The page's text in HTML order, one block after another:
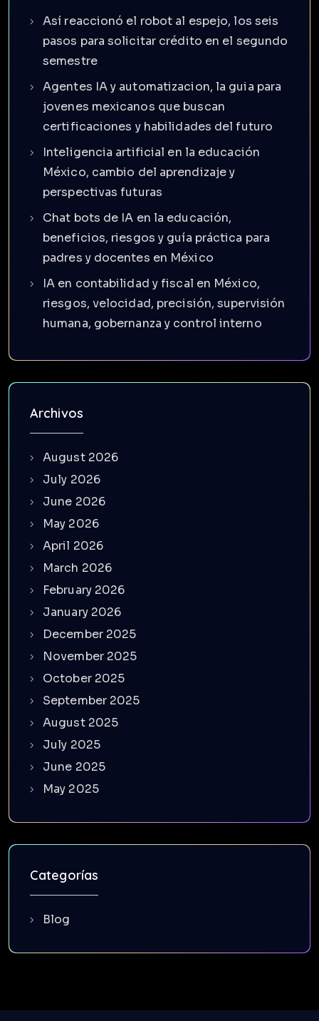
Así reaccionó el robot al espejo, los seis
pasos para solicitar crédito en el segundo
semestre
Agentes IA y automatizacion, la guia para
jovenes mexicanos que buscan
certificaciones y habilidades del futuro
Inteligencia artificial en la educación
México, cambio del aprendizaje y
perspectivas futuras
Chat bots de IA en la educación,
beneficios, riesgos y guía práctica para
padres y docentes en México
IA en contabilidad y fiscal en México,
riesgos, velocidad, precisión, supervisión
humana, gobernanza y control interno
Archivos
August 2026
July 2026
June 2026
May 2026
April 2026
March 2026
February 2026
January 2026
December 2025
November 2025
October 2025
September 2025
August 2025
July 2025
June 2025
May 2025
Categorías
Blog